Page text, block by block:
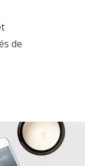
de